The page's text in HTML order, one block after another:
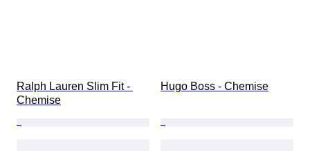
Ralph Lauren Slim Fit -
Chemise
Hugo Boss - Chemise